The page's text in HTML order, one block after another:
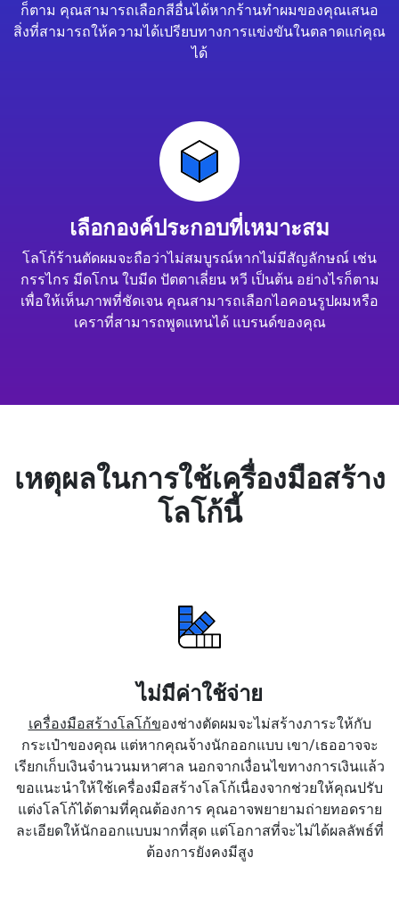
ก็ตาม คุณสามารถเลือกสีอื่นได้หากร้านทำผมของคุณเสนอ
สิ่งที่สามารถให้ความได้เปรียบทางการแข่งขันในตลาดแก่คุณ
ได้
เลือกองค์ประกอบที่เหมาะสม
โลโก้ร้านตัดผมจะถือว่าไม่สมบูรณ์หากไม่มีสัญลักษณ์ เช่น
กรรไกร มีดโกน ใบมีด ปัตตาเลี่ยน หวี เป็นต้น อย่างไรก็ตาม
เพื่อให้เห็นภาพที่ชัดเจน คุณสามารถเลือกไอคอนรูปผมหรือ
เคราที่สามารถพูดแทนได้ แบรนด์ของคุณ
เหตุผลในการใช้เครื่องมือสร้าง
โลโก้นี้
ไม่มีค่าใช้จ่าย
เครื่องมือสร้างโลโก้ของช่างตัดผมจะไม่สร้างภาระให้กับ
กระเป๋าของคุณ แต่หากคุณจ้างนักออกแบบ เขา/เธออาจจะ
เรียกเก็บเงินจำนวนมหาศาล นอกจากเงื่อนไขทางการเงินแล้ว
ขอแนะนำให้ใช้เครื่องมือสร้างโลโก้เนื่องจากช่วยให้คุณปรับ
แต่งโลโก้ได้ตามที่คุณต้องการ คุณอาจพยายามถ่ายทอดราย
ละเอียดให้นักออกแบบมากที่สุด แต่โอกาสที่จะไม่ได้ผลลัพธ์ที่
ต้องการยังคงมีสูง